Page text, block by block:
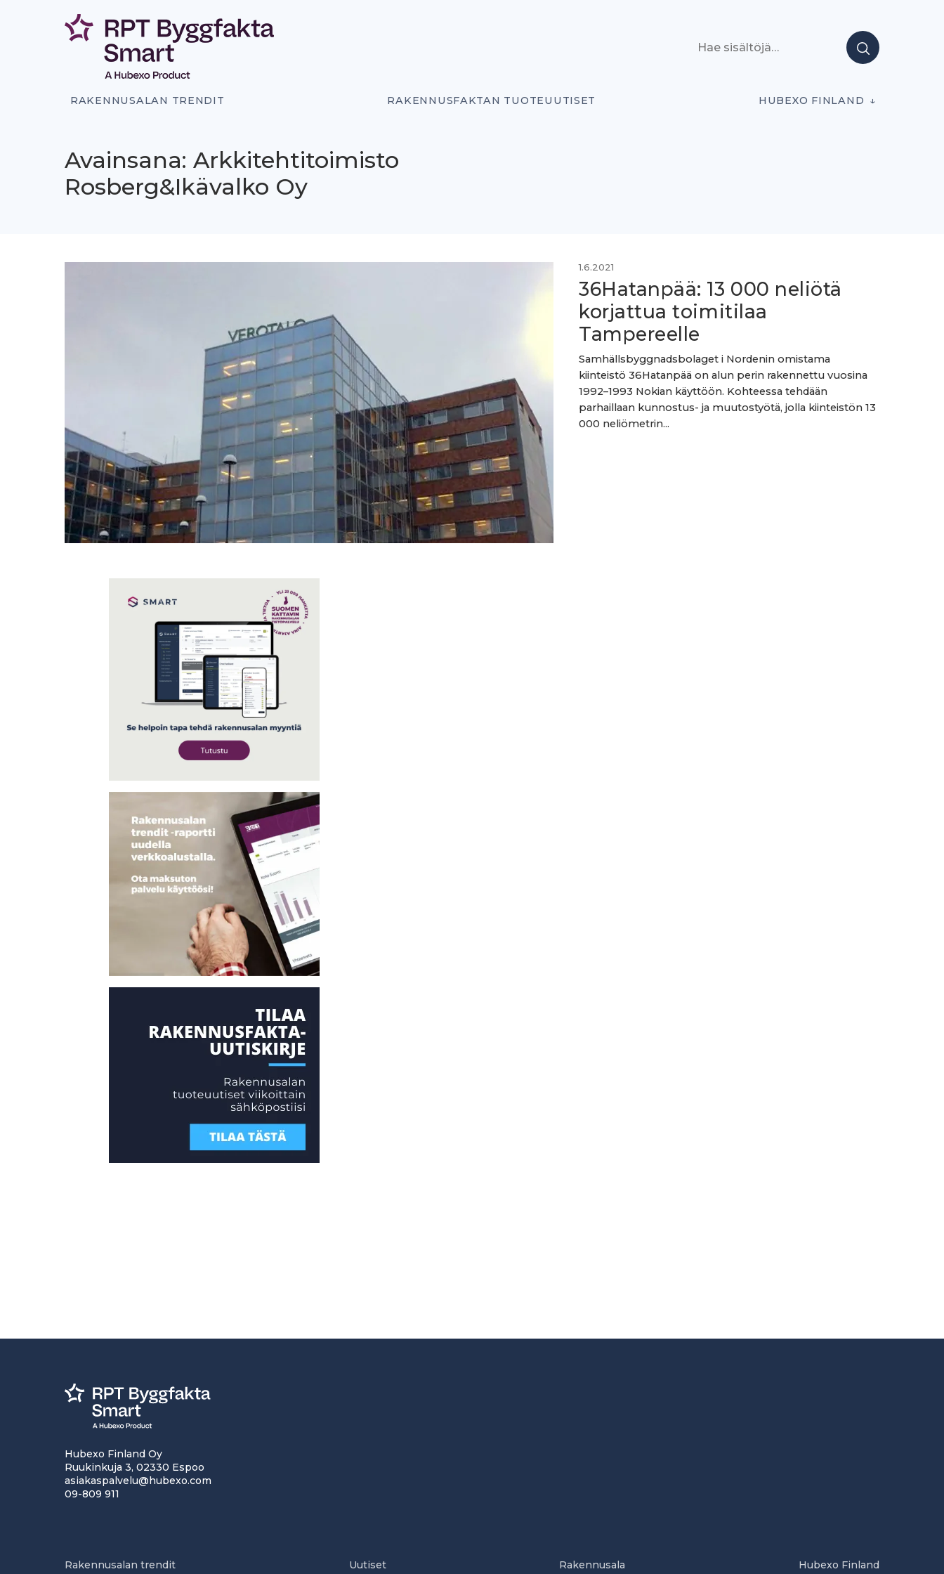
RAKENNUSALAN TRENDIT RAKENNUSFAKTAN TUOTEUUTISET HUBEXO FINLAND
Avainsana: Arkkitehtitoimisto
Rosberg&Ikävalko Oy
1.6.2021
36Hatanpää: 13 000 neliötä
korjattua toimitilaa
Tampereelle
Samhällsbyggnadsbolaget i Nordenin omistama
kiinteistö 36Hatanpää on alun perin rakennettu vuosina
1992–1993 Nokian käyttöön. Kohteessa tehdään
parhaillaan kunnostus- ja muutostyötä, jolla kiinteistön 13
000 neliömetrin...
Hubexo Finland Oy
Ruukinkuja 3, 02330 Espoo
asiakaspalvelu@hubexo.com
09-809 911
Rakennusalan trendit Uutiset Rakennusala Hubexo Finland